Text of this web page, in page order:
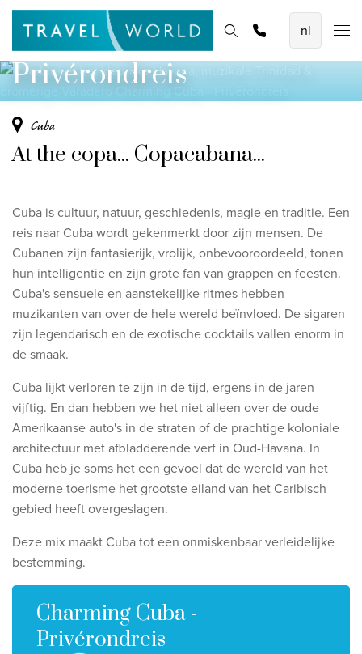
De mooiste vliegvakanties
Baoase Luxury Resort Curaçao
Lux* Grand Baie Resort Mauritius
Bekijk alle vliegvakanties
8-daagse Emiraten Ontdekkingsreis
Fly & Drive - Kleuren van Yucatan
Ontdekking Sri Lanka
Bekijk alle rondreizen
Huwelijksreis
Adults only
Luxury
Bekijk alle thema's
De beste aanbiedingen
Dhigali Resort Maldives
SALT of Palmar Mauritius
Homepage Bestemmingen Thema's Promoties
Offerte aanvragen
Trinidad & dromerige Varadero
Charming Cuba -
Privérondreis
Cuba
At the copa... Copacabana...
Cuba is cultuur, natuur, geschiedenis, magie en traditie. Een
reis naar Cuba wordt gekenmerkt door zijn mensen. De
Cubanen zijn fantasierijk, vrolijk, onbevooroordeeld, tonen
hun intelligentie en zijn grote fan van grappen en feesten.
Cuba's sensuele en aanstekelijke ritmes hebben
muzikanten van over de hele wereld beïnvloed. De sigaren
zijn legendarisch en de exotische cocktails vallen enorm in
de smaak.
Cuba lijkt verloren te zijn in de tijd, ergens in de jaren
vijftig. En dan hebben we het niet alleen over de oude
Amerikaanse auto's in de straten of de prachtige koloniale
architectuur met afbladderende verf in Oud-Havana. In
Cuba heb je soms het een gevoel dat de wereld van het
moderne toerisme het grootste eiland van het Caribisch
gebied heeft overgeslagen.
Deze mix maakt Cuba tot een onmiskenbaar verleidelijke
bestemming.
Charming Cuba -
Privérondreis